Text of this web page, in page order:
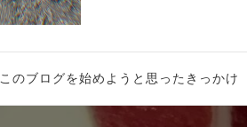
このブログを始めようと思ったきっかけ